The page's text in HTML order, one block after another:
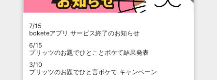
7/15
boketeアプリ サービス終了のお知らせ
6/15
プリッツのお題でひとことボケて結果発表
3/10
プリッツのお題でひと言ボケて キャンペーン